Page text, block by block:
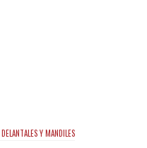
DELANTALES Y MANDILES